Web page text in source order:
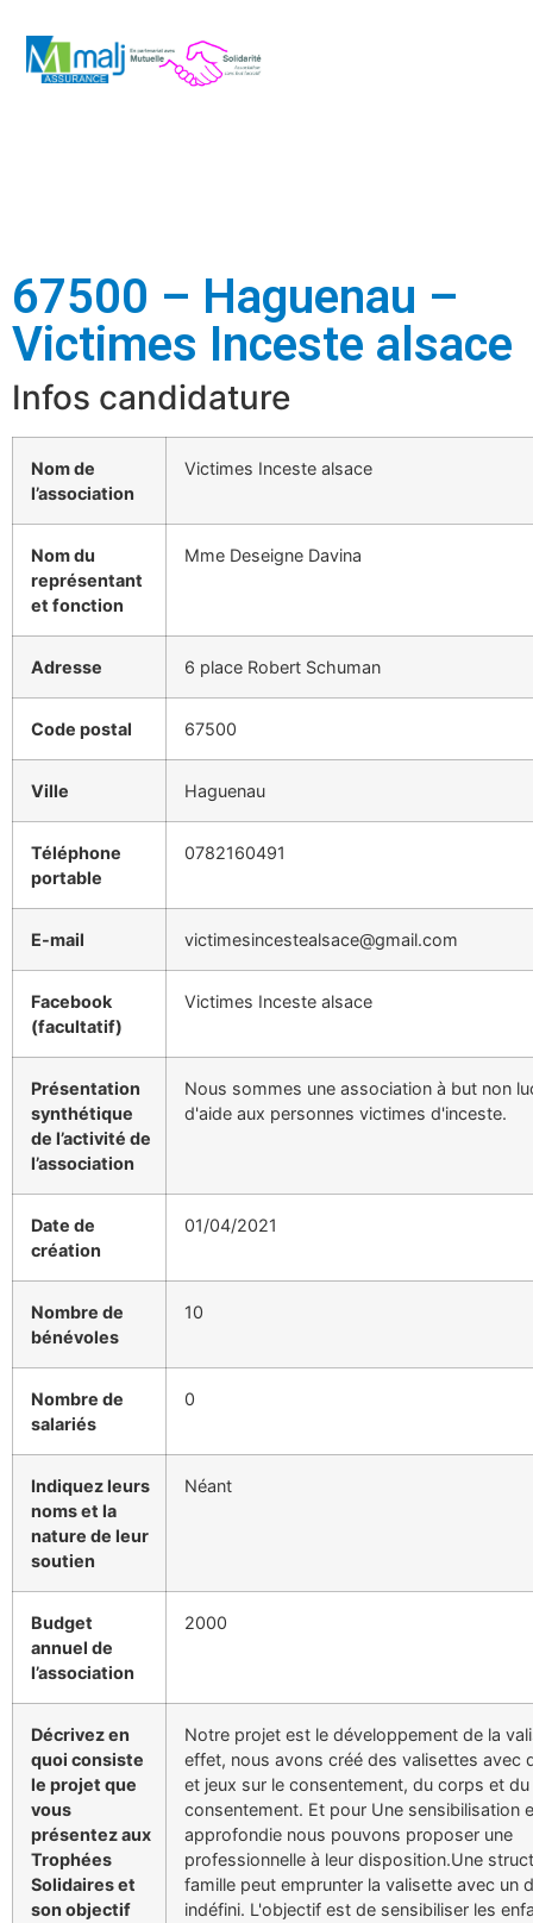
67500 – Haguenau –
Victimes Inceste alsace
Infos candidature
Nom de
l’association
Victimes Inceste alsace
Nom du
représentant
et fonction
Mme Deseigne Davina
Adresse 6 place Robert Schuman
Code postal 67500
Ville Haguenau
Téléphone
portable
0782160491
E-mail victimesincestealsace@gmail.com
Facebook
(facultatif)
Victimes Inceste alsace
Présentation
synthétique
de l’activité de
l’association
Nous sommes une association à but non
d'aide aux personnes victimes d'inceste.
Date de
création
01/04/2021
Nombre de
bénévoles
10
Nombre de
salariés
0
Indiquez leurs
noms et la
nature de leur
soutien
Néant
Budget
annuel de
l’association
2000
Décrivez en
quoi consiste
le projet que
vous
présentez aux
Trophées
Solidaires et
son objectif
Notre projet est le développement de la
effet, nous avons créé des valisettes avec
et jeux sur le consentement, du corps et du
consentement. Et pour Une sensibilisation
approfondie nous pouvons proposer une
professionnelle à leur disposition.Une
famille peut emprunter la valisette avec un
indéfini. L'objectif est de sensibiliser les